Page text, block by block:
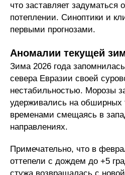
что заставляет задуматься
потеплении. Синоптики и
первыми прогнозами.
Аномалии текущей
Зима 2026 года
севера Евразии своей
нестабильностью. Морозы
удерживались на обширных
временами смещаясь в
направлениях.
Примечательно, что в
оттепели с дождем до +5